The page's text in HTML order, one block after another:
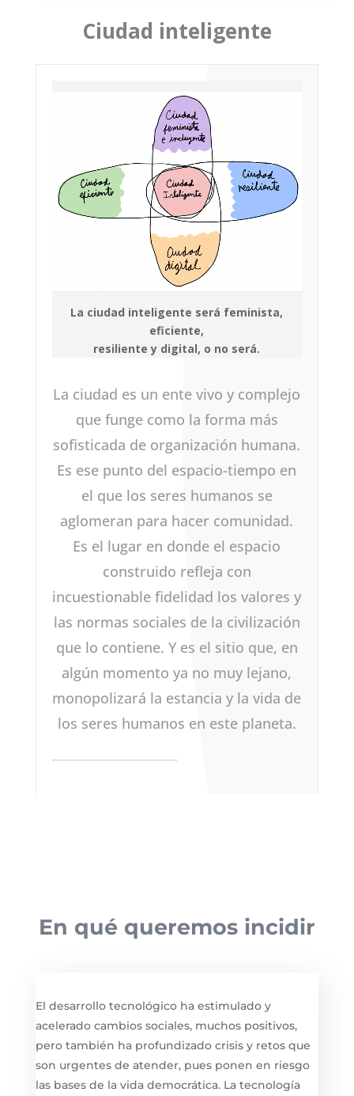
Ciudad inteligente
La ciudad inteligente será feminista,
eficiente,
resiliente y digital, o no será.
La ciudad es un ente vivo y complejo
que funge como la forma más
sofisticada de organización humana.
Es ese punto del espacio-tiempo en
el que los seres humanos se
aglomeran para hacer comunidad.
Es el lugar en donde el espacio
construido refleja con
incuestionable fidelidad los valores y
las normas sociales de la civilización
que lo contiene. Y es el sitio que, en
algún momento ya no muy lejano,
monopolizará la estancia y la vida de
los seres humanos en este planeta.
En qué queremos incidir
El desarrollo tecnológico ha estimulado y
acelerado cambios sociales, muchos positivos,
pero también ha profundizado crisis y retos que
son urgentes de atender, pues ponen en riesgo
las bases de la vida democrática. La tecnología